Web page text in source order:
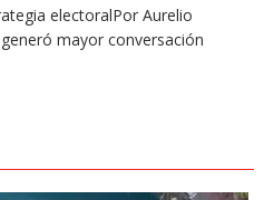
electoralPor Aurelio
mayor conversación